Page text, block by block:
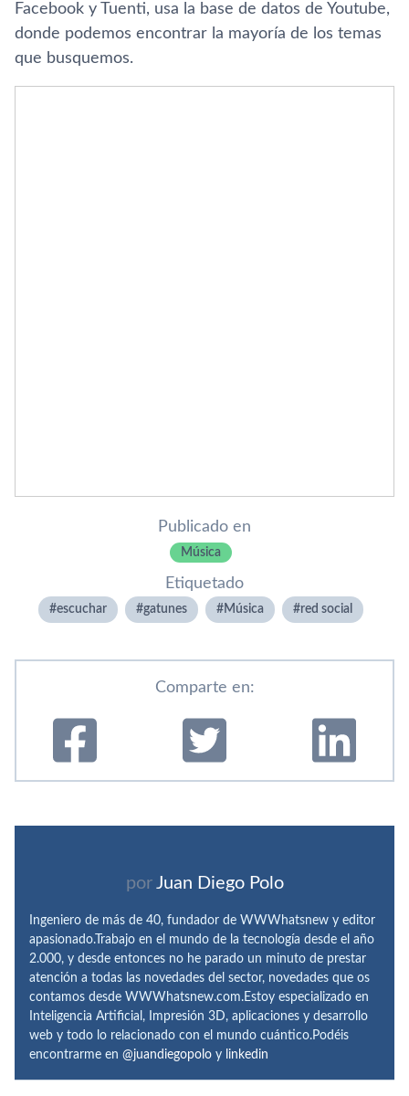
Facebook y Tuenti, usa la base de datos de Youtube,
donde podemos encontrar la mayorí­a de los temas
que busquemos.
Publicado en
Música
Etiquetado
escuchar gatunes Música red social
Comparte en:
por Juan Diego Polo
Ingeniero de más de 40, fundador de WWWhatsnew y editor
apasionado.Trabajo en el mundo de la tecnología desde el año
2.000, y desde entonces no he parado un minuto de prestar
atención a todas las novedades del sector, novedades que os
contamos desde WWWhatsnew.com.Estoy especializado en
Inteligencia Artificial, Impresión 3D, aplicaciones y desarrollo
web y todo lo relacionado con el mundo cuántico.Podéis
encontrarme en @juandiegopolo y linkedin